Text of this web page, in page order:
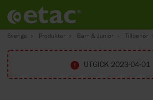
Sverige Produkter Barn & Junior Tillbehör
UTGICK 2023-04-01